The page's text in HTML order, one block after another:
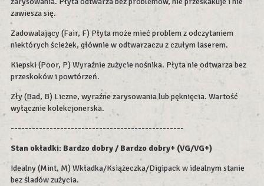
zawiesza się.
Zadowalający (Fair, F) Płyta może mieć problem z odczytaniem
niektórych ścieżek, głównie w odtwarzaczu z czułym laserem.
Kiepski (Poor, P) Wyraźnie zużycie nośnika. Płyta nie odtwarza bez
przeskoków i powtórzeń.
Zły (Bad, B) Liczne, wyraźne zarysowania lub pęknięcia. Wartość
wyłącznie kolekcjonerska.
-------------------------------------------------
Stan okładki: Bardzo dobry / Bardzo dobry+ (VG/VG+)
Idealny (Mint, M) Wkładka/Książeczka/Digipack w idealnym stanie
bez śladów zużycia.